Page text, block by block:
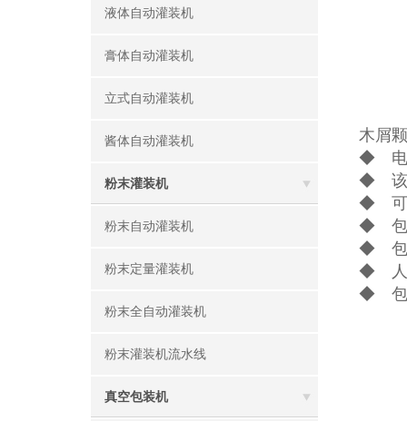
液体自动灌装机
膏体自动灌装机
立式自动灌装机
酱体自动灌装机
粉末灌装机
粉末自动灌装机
粉末定量灌装机
粉末全自动灌装机
粉末灌装机流水线
真空包装机
木屑
◆ 电
◆ 该
◆ 可
◆ 包
◆ 包
◆ 人
◆ 包